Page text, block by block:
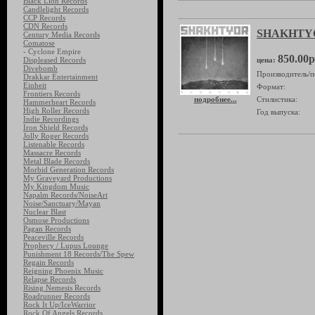
Candlelight Records
CCP Records
CDN Records
Century Media Records
Comatose
- Cyclone Empire
Displeased Records
Divebomb
Drakkar Entertainment
Einheit
Frontiers Records
Hammerheart Records
High Roller Records
Indie Recordings
Iron Shield Records
Jolly Roger Records
Listenable Records
Massacre Records
Metal Blade Records
Morbid Generation Records
My Graveyard Productions
My Kingdom Music
Napalm Records/NoiseArt
Noise/Sanctuary/Mayan
Nuclear Blast
Osmose Productions
Pagan Records
Peaceville Records
Prophecy / Lupus Lounge
Punishment 18 Records/The Spew
Regain Records
Reigning Phoenix Music
Relapse Records
Rising Nemesis Records
Roadrunner Records
Rock It Up/IceWarrior
Rock Of Angels Records
подробнее...
цена:
Производитель/
Формат:
Стилистика:
Год выпуска: